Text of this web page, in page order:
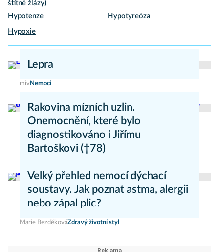
štítné žlázy)
Hypotenze Hypotyreóza
Hypoxie
Lepra
mivNemoci
Rakovina mízních uzlin.
Onemocnění, které bylo
diagnostikováno i Jiřímu
Bartoškovi (†78)
Velký přehled nemocí dýchací
soustavy. Jak poznat astma, alergii
nebo zápal plic?
Marie BezděkováZdravý životní styl